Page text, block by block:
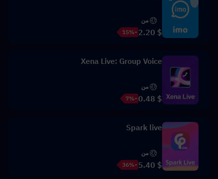
من
$ 2.20
-15%
Xena Live: Group Voice
من
$ 0.48
-7%
Spark live
من
$ 5.40
-36%